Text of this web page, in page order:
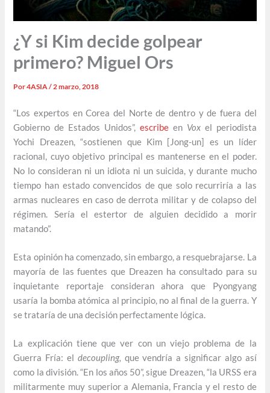
¿Y si Kim decide golpear
primero? Miguel Ors
Por4ASIA/2 marzo, 2018
“Los expertos en Corea del Norte de dentro y de fuera del
Gobierno de Estados Unidos”, escribe en Voxel periodista
Yochi Dreazen, “sostienen que Kim [Jong-un] es un líder
racional, cuyo objetivo principal es mantenerse en el poder.
No lo consideran ni un idiota ni un suicida, y durante mucho
tiempo han estado convencidos de que solo recurriría a las
armas nucleares en caso de derrota militar y de colapso del
régimen. Sería el estertor de alguien decidido a morir
matando”.
Esta opinión ha comenzado, sin embargo, a resquebrajarse. La
mayoría de las fuentes que Dreazen ha consultado para su
inquietante reportaje consideran ahora que Pyongyang
usaría la bomba atómica al principio, no al final de la guerra. Y
se trataría de una decisión perfectamente lógica.
La explicación tiene que ver con un viejo problema de la
Guerra Fría: el decoupling, que vendría a significar algo así
como la división. “En los años 50”, sigue Dreazen, “la URSS era
militarmente muy superior a Alemania, Francia y el resto de